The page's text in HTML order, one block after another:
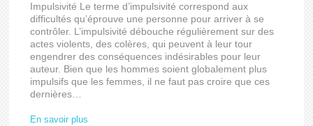
Impulsivité Le terme d’impulsivité correspond aux
difficultés qu’éprouve une personne pour arriver à se
contrôler. L’impulsivité débouche régulièrement sur des
actes violents, des colères, qui peuvent à leur tour
engendrer des conséquences indésirables pour leur
auteur. Bien que les hommes soient globalement plus
impulsifs que les femmes, il ne faut pas croire que ces
dernières…
En savoir plus